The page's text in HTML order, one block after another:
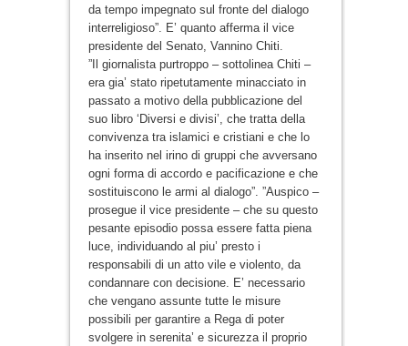
da tempo impegnato sul fronte del dialogo
interreligioso”. E’ quanto afferma il vice
presidente del Senato, Vannino Chiti.
”Il giornalista purtroppo – sottolinea Chiti –
era gia’ stato ripetutamente minacciato in
passato a motivo della pubblicazione del
suo libro ‘Diversi e divisi’, che tratta della
convivenza tra islamici e cristiani e che lo
ha inserito nel irino di gruppi che avversano
ogni forma di accordo e pacificazione e che
sostituiscono le armi al dialogo”. ”Auspico –
prosegue il vice presidente – che su questo
pesante episodio possa essere fatta piena
luce, individuando al piu’ presto i
responsabili di un atto vile e violento, da
condannare con decisione. E’ necessario
che vengano assunte tutte le misure
possibili per garantire a Rega di poter
svolgere in serenita’ e sicurezza il proprio